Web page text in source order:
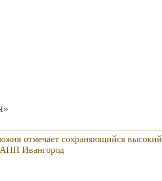
отмечает сохраняющийся высокий
Ивангород